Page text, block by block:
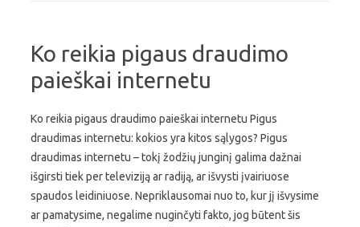
Ko reikia pigaus draudimo
paieškai internetu
Ko reikia pigaus draudimo paieškai internetu Pigus
draudimas internetu: kokios yra kitos sąlygos? Pigus
draudimas internetu – tokį žodžių junginį galima dažnai
išgirsti tiek per televiziją ar radiją, ar išvysti įvairiuose
spaudos leidiniuose. Nepriklausomai nuo to, kur jį išvysime
ar pamatysime, negalime nuginčyti fakto, jog būtent šis